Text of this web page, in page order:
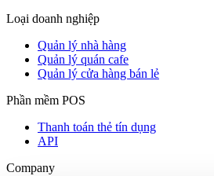
Loại doanh nghiệp
Quản lý nhà hàng
Quản lý quán cafe
Quản lý cửa hàng bán lẻ
Phần mềm POS
Thanh toán thẻ tín dụng
API
Company